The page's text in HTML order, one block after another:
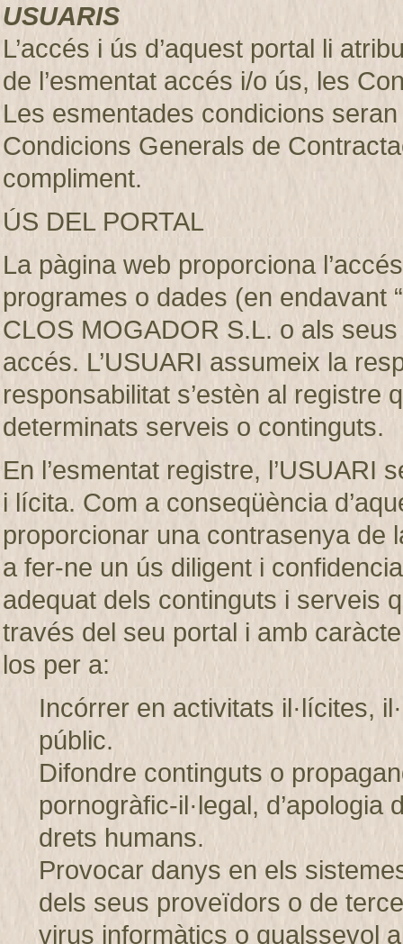
USUARIS
L’accés i ús d’aquest portal li
de l’esmentat accés i/o ús, les
Les esmentades condicions
Condicions Generals de
compliment.
ÚS DEL PORTAL
La pàgina web proporciona
programes o dades (en endavant
CLOS MOGADOR S.L. o als
accés. L’USUARI assumeix la
responsabilitat s’estèn al registre
determinats serveis o continguts.
En l’esmentat registre, l’USUARI
i lícita. Com a conseqüència
proporcionar una contrasenya de
a fer-ne un ús diligent i
adequat dels continguts i serveis
través del seu portal i amb
los per a:
Incórrer en activitats il·lícites,
públic.
Difondre continguts o
pornogràfic-il·legal,
drets humans.
Provocar danys en els
dels seus proveïdors o de
virus informàtics o qualssevol